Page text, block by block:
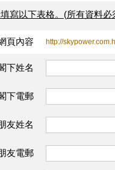
寫以下表格。(所有資料必
頁內容 http://
下姓名
下電郵
友姓名
友電郵